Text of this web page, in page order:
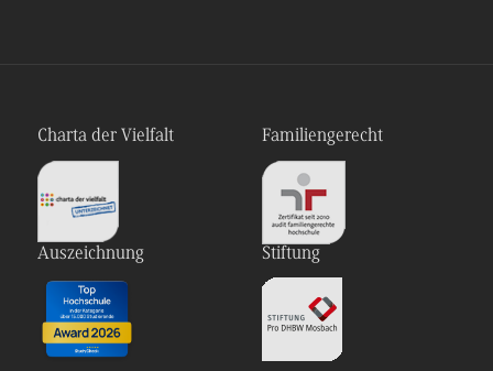
Charta der Vielfalt Familiengerecht
Auszeichnung Stiftung